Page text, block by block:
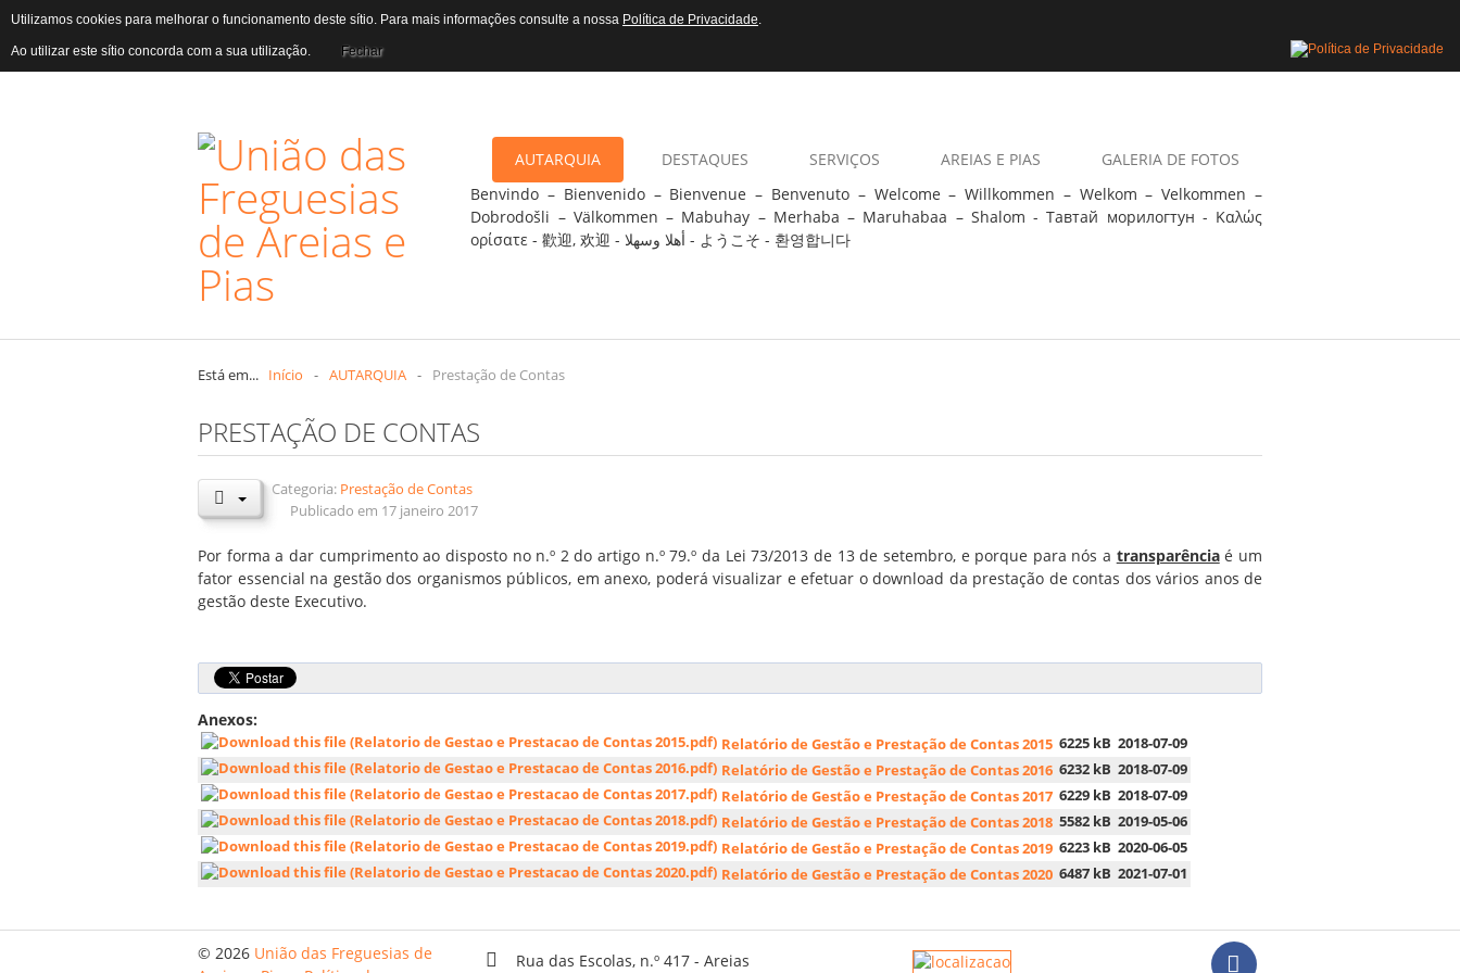
AUTARQUIA DESTAQUES SERVIÇOS AREIAS E PIAS
GALERIA DE FOTOS
Benvindo – Bienvenido – Bienvenue – Benvenuto – Welcome – Willkommen – Welkom – Velkommen –
Dobrodošli – Välkommen – Mabuhay – Merhaba – Maruhabaa – Shalom - Тавтай морилогтун - Καλώς
ορίσατε - 歡迎, 欢迎 - أهلا وسهلا - ようこそ - 환영합니다
Está em... Início - AUTARQUIA - Prestação de Contas
PRESTAÇÃO DE CONTAS
Categoria: Prestação de Contas
Publicado em 17 janeiro 2017
Por forma a dar cumprimento ao disposto no n.º 2 do artigo n.º 79.º da Lei 73/2013 de 13 de setembro, e porque para nós a transparênciaé um
fator essencial na gestão dos organismos públicos, em anexo, poderá visualizar e efetuar o download da prestação de contas dos vários anos de
gestão deste Executivo.
Anexos:
Relatório de Gestão e Prestação de Contas 2015 6225 kB 2018-07-09
Relatório de Gestão e Prestação de Contas 2016 6232 kB 2018-07-09
Relatório de Gestão e Prestação de Contas 2017 6229 kB 2018-07-09
Relatório de Gestão e Prestação de Contas 2018 5582 kB 2019-05-06
Relatório de Gestão e Prestação de Contas 2019 6223 kB 2020-06-05
Relatório de Gestão e Prestação de Contas 2020 6487 kB 2021-07-01
© 2026 União das Freguesias de
Rua das Escolas, n.º 417 - Areias
Utilizamos cookies para melhorar o funcionamento deste sítio. Para mais informações consulte a nossa Política de Privacidade.
Ao utilizar este sítio concorda com a sua utilização. Fechar